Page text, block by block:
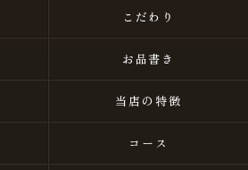
こだわり
お品書き
当店の特徴
コース